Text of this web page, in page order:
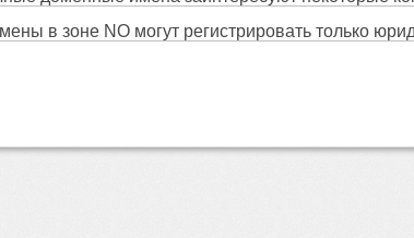
в зоне NO могут регистрировать только